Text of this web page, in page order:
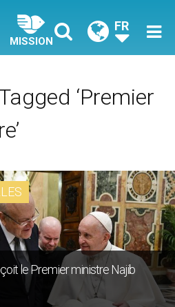
MISSION
FR
‘Premier
le Premier ministre Najib